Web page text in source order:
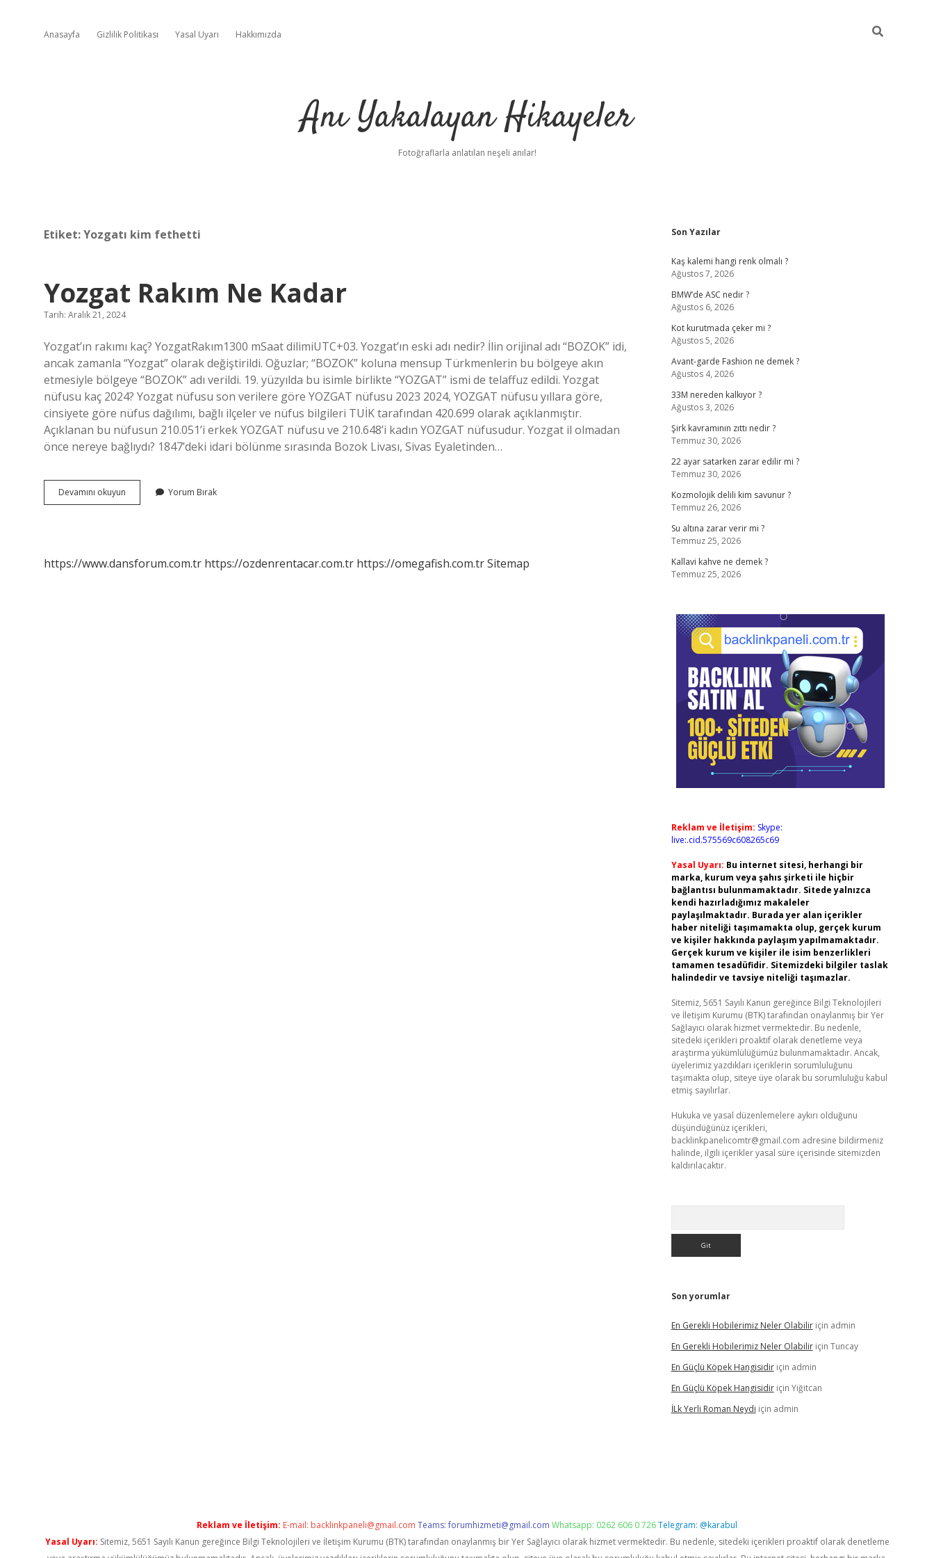
Anasayfa Gizlilik Politikası Yasal Uyarı Hakkımızda
Anı Yakalayan Hikayeler
Fotoğraflarla anlatılan neşeli anılar!
Etiket:Yozgatı kim fethetti
Yozgat Rakım Ne Kadar
Tarih: Aralık 21, 2024
Yozgat’ın rakımı kaç? YozgatRakım1300 mSaat dilimiUTC+03. Yozgat’ın eski adı nedir? İlin orijinal adı “BOZOK” idi,
ancak zamanla “Yozgat” olarak değiştirildi. Oğuzlar; “BOZOK” koluna mensup Türkmenlerin bu bölgeye akın
etmesiyle bölgeye “BOZOK” adı verildi. 19. yüzyılda bu isimle birlikte “YOZGAT” ismi de telaffuz edildi. Yozgat
nüfusu kaç 2024? Yozgat nüfusu son verilere göre YOZGAT nüfusu 2023 2024, YOZGAT nüfusu yıllara göre,
cinsiyete göre nüfus dağılımı, bağlı ilçeler ve nüfus bilgileri TUİK tarafından 420.699 olarak açıklanmıştır.
Açıklanan bu nüfusun 210.051’i erkek YOZGAT nüfusu ve 210.648’i kadın YOZGAT nüfusudur. Yozgat il olmadan
önce nereye bağlıydı? 1847’deki idari bölünme sırasında Bozok Livası, Sivas Eyaletinden…
Devamını okuyun
Rakım
Yorum Bırak
https://www.dansforum.com.tr https://ozdenrentacar.com.tr https://omegafish.com.trSitemap
Sidebar
Son Yazılar
Kaş kalemi hangi renk olmalı ?
Ağustos 7, 2026
BMW’de ASC nedir ?
Ağustos 6, 2026
Kot kurutmada çeker mi ?
Ağustos 5, 2026
Avant-garde Fashion ne demek ?
Ağustos 4, 2026
33M nereden kalkıyor ?
Ağustos 3, 2026
Şirk kavramının zıttı nedir ?
Temmuz 30, 2026
22 ayar satarken zarar edilir mi ?
Temmuz 30, 2026
Kozmolojik delili kim savunur ?
Temmuz 26, 2026
Su altına zarar verir mi ?
Temmuz 25, 2026
Kallavi kahve ne demek ?
Temmuz 25, 2026
Reklam ve İletişim: Skype:
live:.cid.575569c608265c69
Yasal Uyarı: Bu internet sitesi, herhangi bir
marka, kurum veya şahıs şirketi ile hiçbir
bağlantısı bulunmamaktadır. Sitede yalnızca
kendi hazırladığımız makaleler
paylaşılmaktadır. Burada yer alan içerikler
haber niteliği taşımamakta olup, gerçek kurum
ve kişiler hakkında paylaşım yapılmamaktadır.
Gerçek kurum ve kişiler ile isim benzerlikleri
tamamen tesadüfidir. Sitemizdeki bilgiler taslak
halindedir ve tavsiye niteliği taşımazlar.
Sitemiz, 5651 Sayılı Kanun gereğince Bilgi Teknolojileri
ve İletişim Kurumu (BTK) tarafından onaylanmış bir Yer
Sağlayıcı olarak hizmet vermektedir. Bu nedenle,
sitedeki içerikleri proaktif olarak denetleme veya
araştırma yükümlülüğümüz bulunmamaktadır. Ancak,
üyelerimiz yazdıkları içeriklerin sorumluluğunu
taşımakta olup, siteye üye olarak bu sorumluluğu kabul
etmiş sayılırlar.
Hukuka ve yasal düzenlemelere aykırı olduğunu
düşündüğünüz içerikleri,
backlinkpanelicomtr@gmail.com adresine bildirmeniz
halinde, ilgili içerikler yasal süre içerisinde sitemizden
kaldırılacaktır.
Son yorumlar
En Gerekli Hobilerimiz Neler Olabiliriçin admin
En Gerekli Hobilerimiz Neler Olabiliriçin Tuncay
En Güçlü Köpek Hangisidiriçin admin
En Güçlü Köpek Hangisidiriçin Yiğitcan
İLk Yerli Roman Neydi için admin
Reklam ve İletişim: E-mail: backlinkpaneli@gmail.com Teams:forumhizmeti@gmail.com Whatsapp: 0262 606 0 726Telegram: @karabul
Yasal Uyarı: Sitemiz, 5651 Sayılı Kanun gereğince Bilgi Teknolojileri ve İletişim Kurumu (BTK) tarafından onaylanmış bir Yer Sağlayıcı olarak hizmet vermektedir. Bu nedenle, sitedeki içerikleri proaktif olarak denetleme